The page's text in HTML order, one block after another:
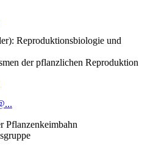
Reproduktionsbiologie und
der pflanzlichen Reproduktion
Pflanzenkeimbahn